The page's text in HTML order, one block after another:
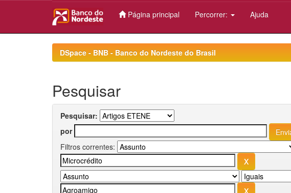
Página principal Percorrer: Ajuda
DSpace - BNB - Banco do Nordeste do Brasil
Pesquisar
Pesquisar:
por
Filtros correntes: